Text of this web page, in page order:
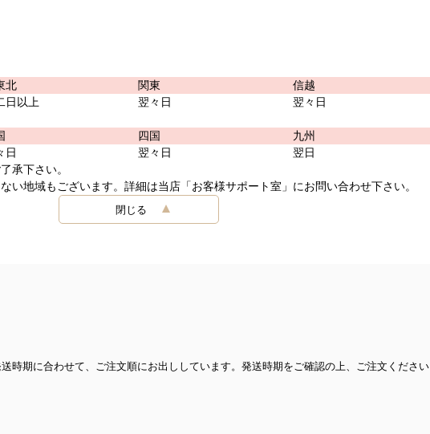
北 関東 信越
日以上 翌々日 翌々日
四国 九州
日 翌々日 翌日
承下さい。
地域もございます。詳細は当店「お客様サポート室」にお問い合わせ下さい。
閉じる
時期に合わせて、ご注文順にお出ししています。発送時期をご確認の上、ご注文ください